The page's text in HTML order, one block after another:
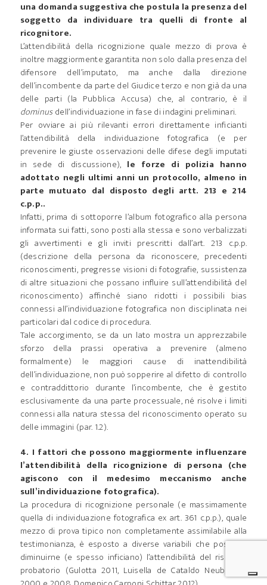
una domanda suggestiva che postula la presenza del
soggetto da individuare tra quelli di fronte al
ricognitore.
L’attendibilità della ricognizione quale mezzo di prova è
inoltre maggiormente garantita non solo dalla presenza del
difensore dell’imputato, ma anche dalla direzione
dell’incombente da parte del Giudice terzo e non già da una
delle parti (la Pubblica Accusa) che, al contrario, è il
dominusdell’individuazione in fase di indagini preliminari.
Per ovviare ai più rilevanti errori direttamente inficianti
l’attendibilità della individuazione fotografica (e per
prevenire le giuste osservazioni delle difese degli imputati
in sede di discussione), le forze di polizia hanno
adottato negli ultimi anni un protocollo, almeno in
parte mutuato dal disposto degli artt. 213 e 214
c.p.p..
Infatti, prima di sottoporre l’album fotografico alla persona
informata sui fatti, sono posti alla stessa e sono verbalizzati
gli avvertimenti e gli inviti prescritti dall’art. 213 c.p.p.
(descrizione della persona da riconoscere, precedenti
riconoscimenti, pregresse visioni di fotografie, sussistenza
di altre situazioni che possano influire sull’attendibilità del
riconoscimento) affinché siano ridotti i possibili bias
connessi all’individuazione fotografica non disciplinata nei
particolari dal codice di procedura.
Tale accorgimento, se da un lato mostra un apprezzabile
sforzo della prassi operativa a prevenire (almeno
formalmente) le maggiori cause di inattendibilità
dell’individuazione, non può sopperire al difetto di controllo
e contraddittorio durante l’incombente, che è gestito
esclusivamente da una parte processuale, né risolve i limiti
connessi alla natura stessa del riconoscimento operato su
delle immagini (par. 1.2).
4. I fattori che possono maggiormente influenzare
l’attendibilità della ricognizione di persona (che
agiscono con il medesimo meccanismo anche
sull’individuazione fotografica).
La procedura di ricognizione personale (e massimamente
quella di individuazione fotografica ex art. 361 c.p.p.), quale
mezzo di prova tipico non completamente assimilabile alla
testimonianza, è esposto a diverse variabili che possono
diminuirne (e spesso inficiano) l’attendibilità del risultato
probatorio (Gulotta 2011, Luisella de Cataldo Neuburger,